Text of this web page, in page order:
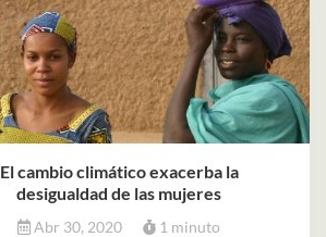
El cambio climático exacerba la
desigualdad de las mujeres
Abr 30, 2020 1 minuto